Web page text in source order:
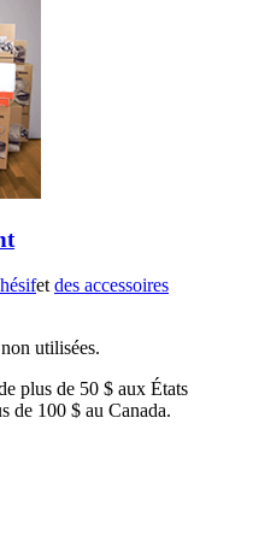
etdes accessoires
utilisées.
plus de 50 $ aux États
de 100 $ au Canada.